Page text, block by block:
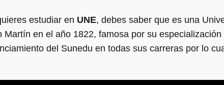
estudiar en UNE, debes saber que es una
Martín en el año 1822, famosa por su
del Sunedu en todas sus carreras por lo